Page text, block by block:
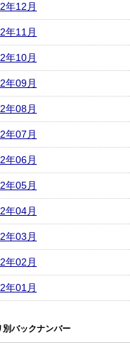
年12月
年11月
年10月
年09月
年08月
年07月
年06月
年05月
年04月
年03月
年02月
年01月
別バックナンバー